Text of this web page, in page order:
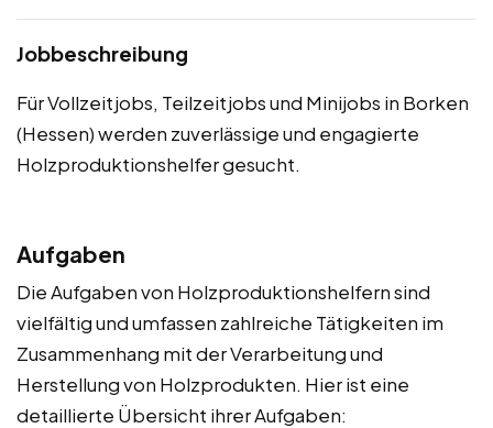
Jobbeschreibung
Für Vollzeitjobs, Teilzeitjobs und Minijobs in Borken
(Hessen) werden zuverlässige und engagierte
Holzproduktionshelfer gesucht.
Aufgaben
Die Aufgaben von Holzproduktionshelfern sind
vielfältig und umfassen zahlreiche Tätigkeiten im
Zusammenhang mit der Verarbeitung und
Herstellung von Holzprodukten. Hier ist eine
detaillierte Übersicht ihrer Aufgaben: